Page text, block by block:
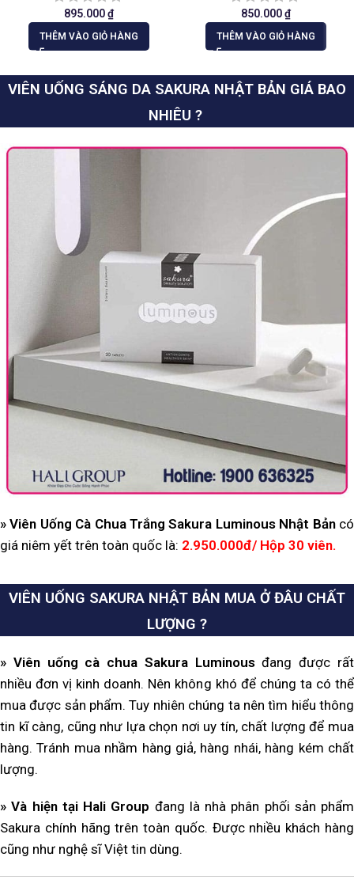
895.000₫
THÊM VÀO GIỎ HÀNG
850.000₫
THÊM VÀO GIỎ HÀNG
VIÊN UỐNG SÁNG DA SAKURA NHẬT BẢN GIÁ BAO
NHIÊU ?
» Viên Uống Cà Chua Trắng Sakura Luminous Nhật Bảncó
giá niêm yết trên toàn quốc là: 2.950.000đ/ Hộp 30 viên.
VIÊN UỐNG SAKURA NHẬT BẢN MUA Ở ĐÂU CHẤT
LƯỢNG ?
» Viên uống cà chua Sakura Luminousđang được rất
nhiều đơn vị kinh doanh. Nên không khó để chúng ta có thể
mua được sản phẩm. Tuy nhiên chúng ta nên tìm hiểu thông
tin kĩ càng, cũng như lựa chọn nơi uy tín, chất lượng để mua
hàng. Tránh mua nhầm hàng giả, hàng nhái, hàng kém chất
lượng.
» Và hiện tại Hali Group đang là nhà phân phối sản phẩm
Sakura chính hãng trên toàn quốc. Được nhiều khách hàng
cũng như nghệ sĩ Việt tin dùng.